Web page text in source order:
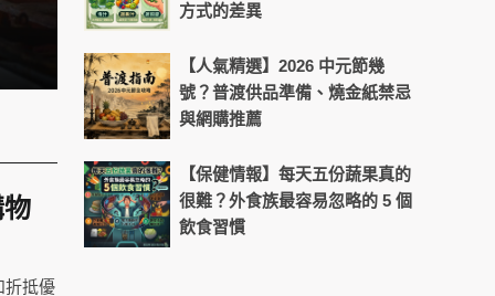
料理神器助陣！輕鬆掌控不將就的
折抵優
方式的差異
【人氣精選】2026 中元節幾
號？普渡供品準備、燒金紙禁忌
與網購推薦
【保健情報】每天五份蔬果真的
很難？外食族最容易忽略的 5 個
飲食習慣